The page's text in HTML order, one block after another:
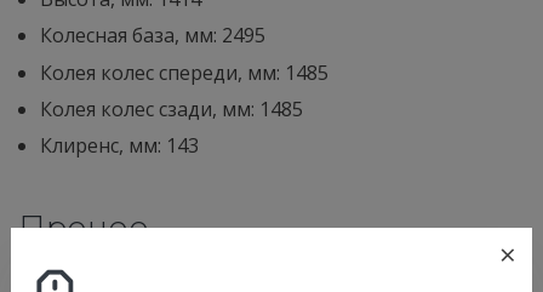
Колесная база, мм: 2495
Колея колес спереди, мм: 1485
Колея колес сзади, мм: 1485
Клиренс, мм: 143
Прочее
Количество мест: 4
×